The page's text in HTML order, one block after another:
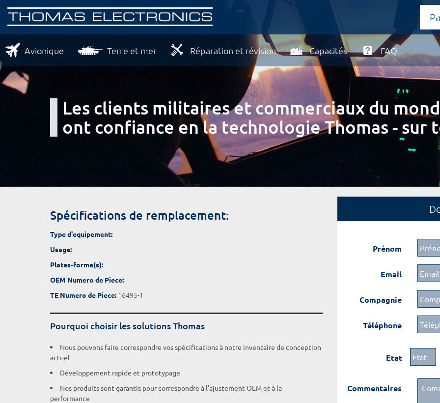
Avionique Terre et mer Réparation et révision Capacités FAQ
Les clients militaires et commerciaux du
ont confiance en la technologie Thomas - sur
Spécifications de remplacement:
Type d'equipement:
Usage:
Plates-forme(s):
OEM Numero de Piece:
TE Numero de Piece: 16495-1
Pourquoi choisir les solutions Thomas
Nous pouvons faire correspondre vos spécifications à notre inventaire de conception
actuel
Développement rapide et prototypage
Nos produits sont garantis pour correspondre à l'ajustement OEM et à la
performance
Prénom
Email
Compagnie
Téléphone
Etat
Commentaires